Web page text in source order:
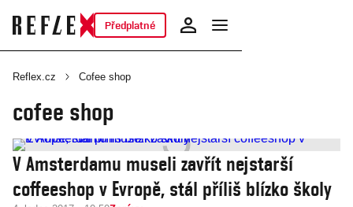
Předplatné
Reflex.cz Cofee shop
cofee shop
V Amsterdamu museli zavřít nejstarší
coffeeshop v Evropě, stál příliš blízko školy